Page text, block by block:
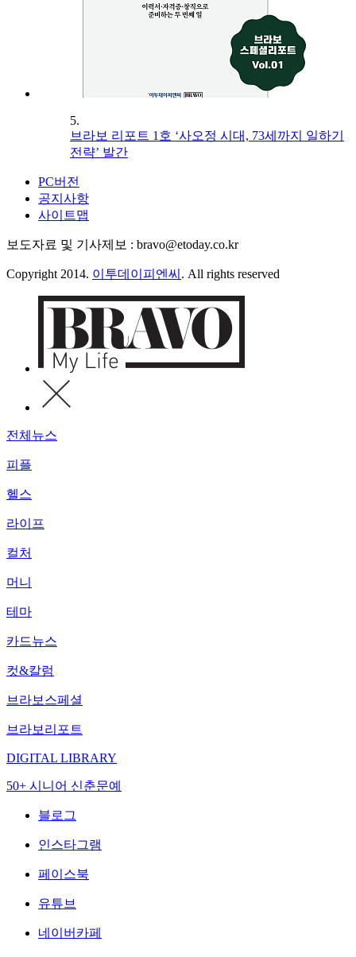
5.
브라보 리포트 1호 ‘사오정 시대, 73세까지 일하기
전략’ 발간
PC버전
공지사항
사이트맵
보도자료 및 기사제보 : bravo@etoday.co.kr
Copyright 2014. 이투데이피엔씨 . All rights reserved
전체뉴스
피플
헬스
라이프
컬처
머니
테마
카드뉴스
컷&칼럼
브라보스페셜
브라보리포트
DIGITAL LIBRARY
50+ 시니어 신춘문예
블로그
인스타그램
페이스북
유튜브
네이버카페